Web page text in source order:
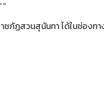
ชภัฏสวนสุนันทา ได้ในช่องท